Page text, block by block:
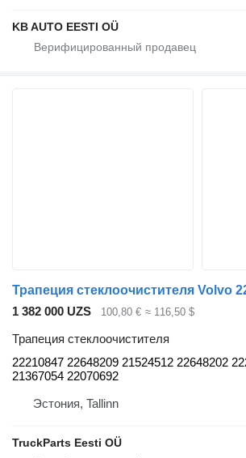
KB AUTO EESTI OÜ
1 382 000 UZS 100,80 € ≈ 116,50 $
Трапеция стеклоочистителя
22210847 22648209 21524512 22648202
21367054 22070692
Эстония, Tallinn
TruckParts Eesti OÜ